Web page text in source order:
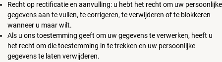
Recht op rectificatie en aanvulling: u hebt het recht om uw persoonlijke
gegevens aan te vullen, te corrigeren, te verwijderen of te blokkeren
wanneer u maar wilt.
Als u ons toestemming geeft om uw gegevens te verwerken, heeft u
het recht om die toestemming in te trekken en uw persoonlijke
gegevens te laten verwijderen.